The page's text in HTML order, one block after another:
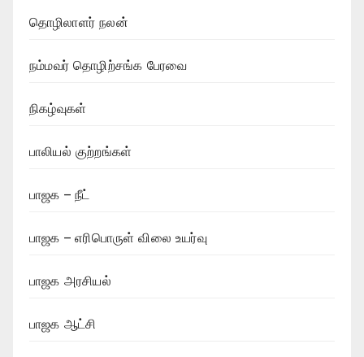
தொழிலாளர் நலன்
நம்மவர் தொழிற்சங்க பேரவை
நிகழ்வுகள்
பாலியல் குற்றங்கள்
பாஜக – நீட்
பாஜக – எரிபொருள் விலை உயர்வு
பாஜக அரசியல்
பாஜக ஆட்சி